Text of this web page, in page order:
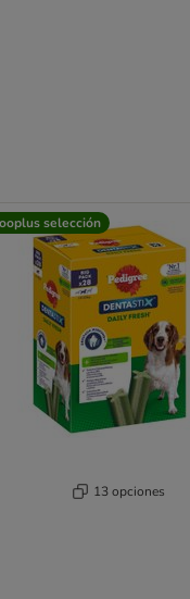
selección
13 opciones